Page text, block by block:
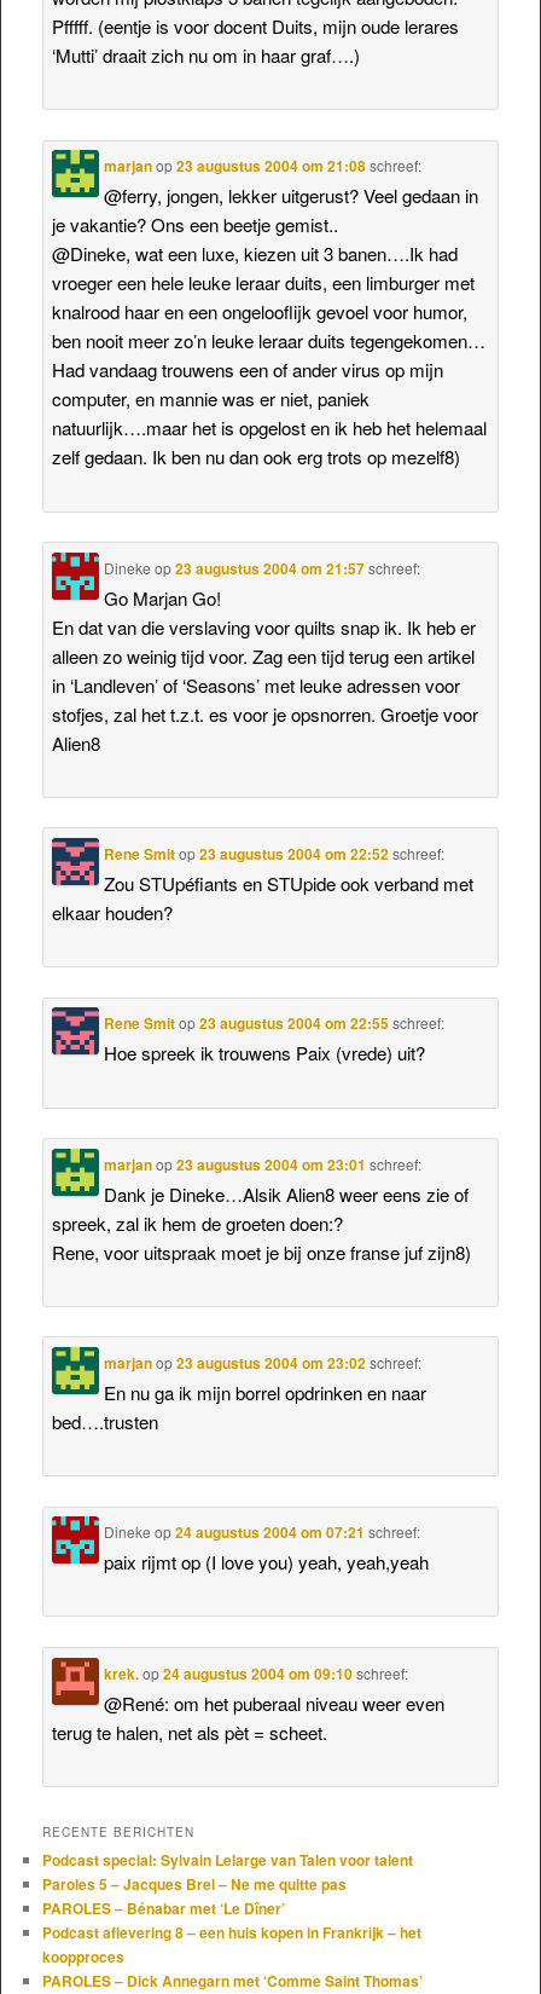
Pfffff. (eentje is voor docent Duits, mijn oude lerares
‘Mutti’ draait zich nu om in haar graf….)
marjanop23 augustus 2004 om 21:08 schreef:
@ferry, jongen, lekker uitgerust? Veel gedaan in
je vakantie? Ons een beetje gemist..
@Dineke, wat een luxe, kiezen uit 3 banen….Ik had
vroeger een hele leuke leraar duits, een limburger met
knalrood haar en een ongelooflijk gevoel voor humor,
ben nooit meer zo’n leuke leraar duits tegengekomen…
Had vandaag trouwens een of ander virus op mijn
computer, en mannie was er niet, paniek
natuurlijk….maar het is opgelost en ik heb het helemaal
zelf gedaan. Ik ben nu dan ook erg trots op mezelf8)
Dineke op23 augustus 2004 om 21:57 schreef:
Go Marjan Go!
En dat van die verslaving voor quilts snap ik. Ik heb er
alleen zo weinig tijd voor. Zag een tijd terug een artikel
in ‘Landleven’ of ‘Seasons’ met leuke adressen voor
stofjes, zal het t.z.t. es voor je opsnorren. Groetje voor
Alien8
Rene Smitop23 augustus 2004 om 22:52 schreef:
Zou STUpéfiants en STUpide ook verband met
elkaar houden?
Rene Smitop23 augustus 2004 om 22:55 schreef:
Hoe spreek ik trouwens Paix (vrede) uit?
marjanop23 augustus 2004 om 23:01 schreef:
Dank je Dineke…Alsik Alien8 weer eens zie of
spreek, zal ik hem de groeten doen:?
Rene, voor uitspraak moet je bij onze franse juf zijn8)
marjanop23 augustus 2004 om 23:02 schreef:
En nu ga ik mijn borrel opdrinken en naar
bed….trusten
Dineke op24 augustus 2004 om 07:21 schreef:
paix rijmt op (I love you) yeah, yeah,yeah
krek.op24 augustus 2004 om 09:10 schreef:
@René: om het puberaal niveau weer even
terug te halen, net als pèt = scheet.
RECENTE BERICHTEN
Podcast special: Sylvain Lelarge van Talen voor talent
Paroles 5 – Jacques Brel – Ne me quitte pas
PAROLES – Bénabar met ‘Le Dîner’
Podcast aflevering 8 – een huis kopen in Frankrijk – het
koopproces
PAROLES – Dick Annegarn met ‘Comme Saint Thomas’